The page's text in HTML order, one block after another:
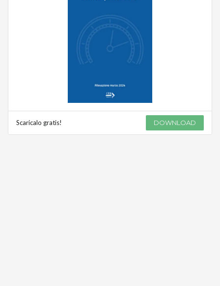
Scaricalo gratis! DOWNLOAD